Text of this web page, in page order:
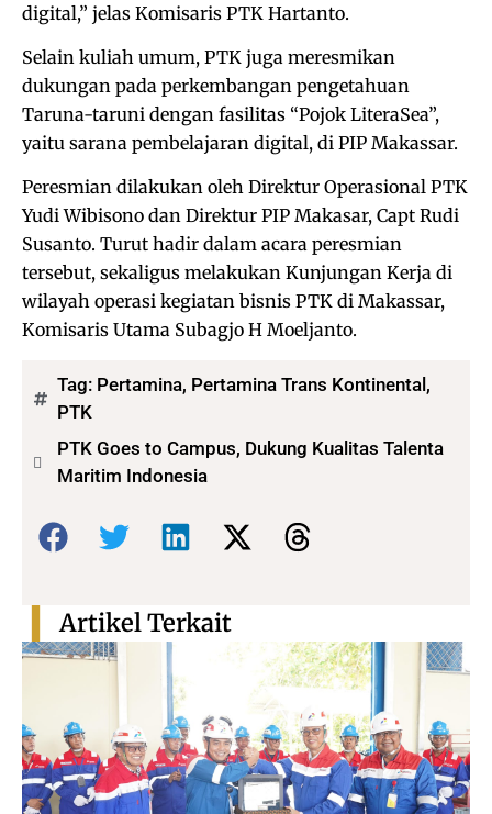
digital,” jelas Komisaris PTK Hartanto.
Selain kuliah umum, PTK juga meresmikan
dukungan pada perkembangan pengetahuan
Taruna-taruni dengan fasilitas “Pojok LiteraSea”,
yaitu sarana pembelajaran digital, di PIP Makassar.
Peresmian dilakukan oleh Direktur Operasional PTK
Yudi Wibisono dan Direktur PIP Makasar, Capt Rudi
Susanto. Turut hadir dalam acara peresmian
tersebut, sekaligus melakukan Kunjungan Kerja di
wilayah operasi kegiatan bisnis PTK di Makassar,
Komisaris Utama Subagjo H Moeljanto.
Tag: Pertamina, Pertamina Trans Kontinental,
PTK
PTK Goes to Campus, Dukung Kualitas Talenta
Maritim Indonesia
Bagikan:
Artikel Terkait